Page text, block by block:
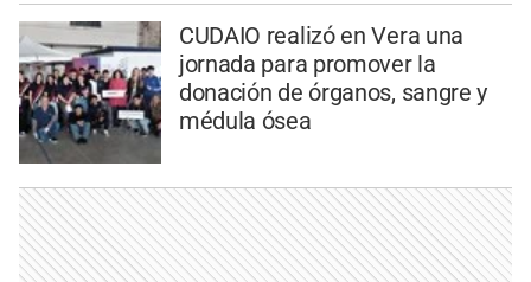
CUDAIO realizó en Vera una
jornada para promover la
donación de órganos, sangre y
médula ósea